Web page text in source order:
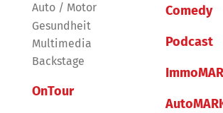
Auto / Motor
Gesundheit
Multimedia
Backstage
OnTour
Comedy
Podcast